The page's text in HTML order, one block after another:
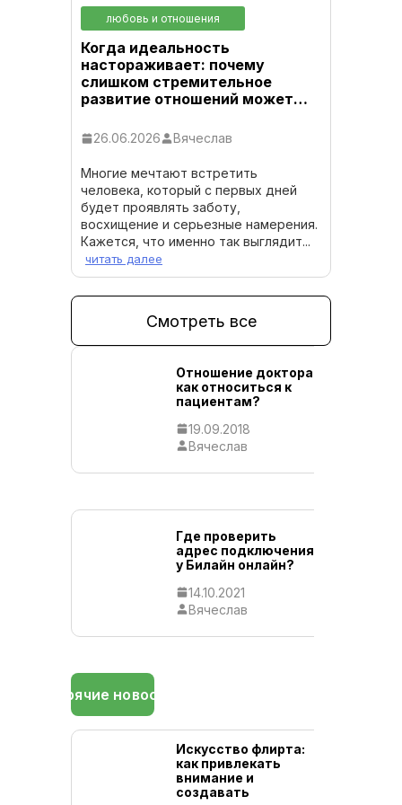
Смотреть все
любовь и отношения
Когда идеальность
настораживает: почему
слишком стремительное
развитие отношений может…
26.06.2026 Вячеслав
Многие мечтают встретить
человека, который с первых дней
будет проявлять заботу,
восхищение и серьезные намерения.
Кажется, что именно так выглядит...
читать далее
Отношение доктора:
как относиться к
пациентам?
19.09.2018
Вячеслав
Где проверить
адрес подключения
у Билайн онлайн?
14.10.2021
Вячеслав
Горячие новости
Искусство флирта:
как привлекать
внимание и
создавать